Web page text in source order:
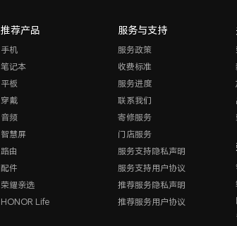
推荐产品
手机
笔记本
平板
穿戴
音频
智慧屏
路由
配件
荣耀亲选
HONOR Life
服务与支持
服务政策
收费标准
服务进度
联系我们
寄修服务
门店服务
服务支持隐私声明
服务支持用户协议
推荐服务隐私声明
推荐服务用户协议